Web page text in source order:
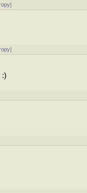
]
]
:)